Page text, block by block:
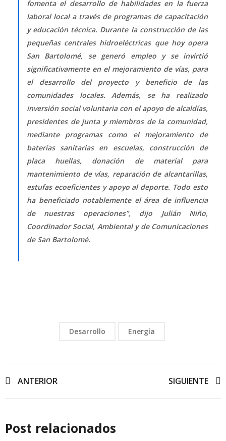
fomenta el desarrollo de habilidades en la fuerza
laboral local a través de programas de capacitación
y educación técnica. Durante la construcción de las
pequeñas centrales hidroeléctricas que hoy opera
San Bartolomé, se generó empleo y se invirtió
significativamente en el mejoramiento de vías, para
el desarrollo del proyecto y beneficio de las
comunidades locales. Además, se ha realizado
inversión social voluntaria con el apoyo de alcaldías,
presidentes de junta y miembros de la comunidad,
mediante programas como el mejoramiento de
baterías sanitarias en escuelas, construcción de
placa huellas, donación de material para
mantenimiento de vías, reparación de alcantarillas,
estufas ecoeficientes y apoyo al deporte. Todo esto
ha beneficiado notablemente el área de influencia
de nuestras operaciones”, dijo Julián Niño,
Coordinador Social, Ambiental y de Comunicaciones
de San Bartolomé.
Desarrollo Energía
ANTERIOR SIGUIENTE
Post relacionados